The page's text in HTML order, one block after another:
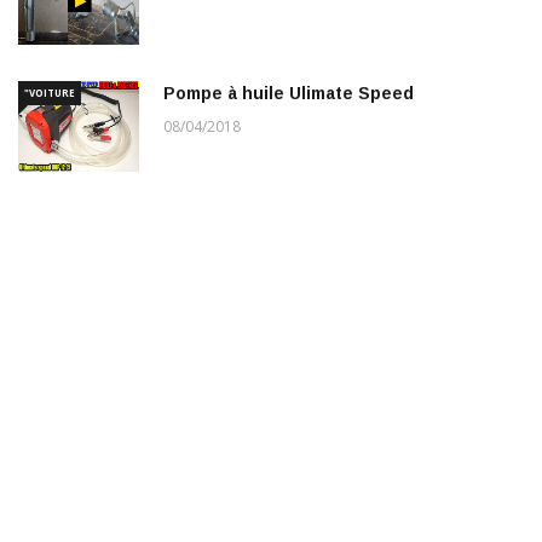
"VOITURE Pompe à huile Ulimate Speed
08/04/2018